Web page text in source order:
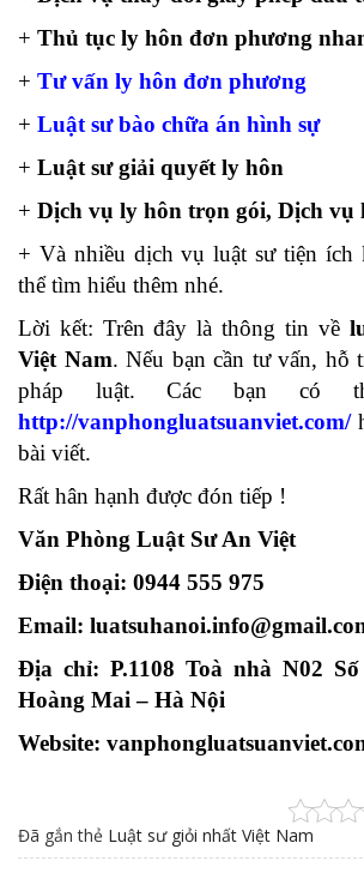
+ Thủ tục ly hôn đơn phương
+ Tư vấn ly hôn đơn phương
+ Luật sư bào chữa án hình sự
+ Luật sư giải quyết ly hôn
+ Dịch vụ ly hôn trọn gói, Dịch vụ
+ Và nhiều dịch vụ luật sư tiện ích
thể tìm hiểu thêm nhé.
Lời kết: Trên đây là thông tin về
Việt Nam. Nếu bạn cần tư vấn, hỗ
pháp luật. Các bạn có
http://vanphongluatsuanviet.com/
bài viết.
Rất hân hạnh được đón tiếp !
Văn Phòng Luật Sư An Việt
Điện thoại: 0944 555 975
Email:
Địa chỉ: P.1108 Toà nhà N02
Hoàng Mai – Hà Nội
Website:
Đã gắn thẻ Luật sư giỏi nhất Việt Nam